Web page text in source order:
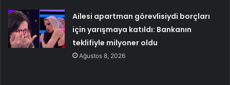
Ailesi apartman görevlisiydi borçları
için yarışmaya katıldı: Bankanın
teklifiyle milyoner oldu
Ağustos 8, 2026